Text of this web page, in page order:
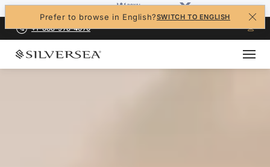
Prefer to browse in English?SWITCH TO ENGLISH
+1-888-978-4070